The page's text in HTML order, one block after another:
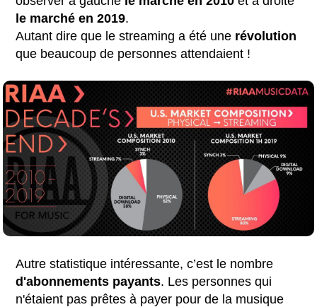
le marché en 2019.
Autant dire que le streaming a été une révolution
que beaucoup de personnes attendaient !
Autre statistique intéressante, c’est le nombre
d'abonnements payants. Les personnes qui
n'étaient pas prêtes à payer pour de la musique